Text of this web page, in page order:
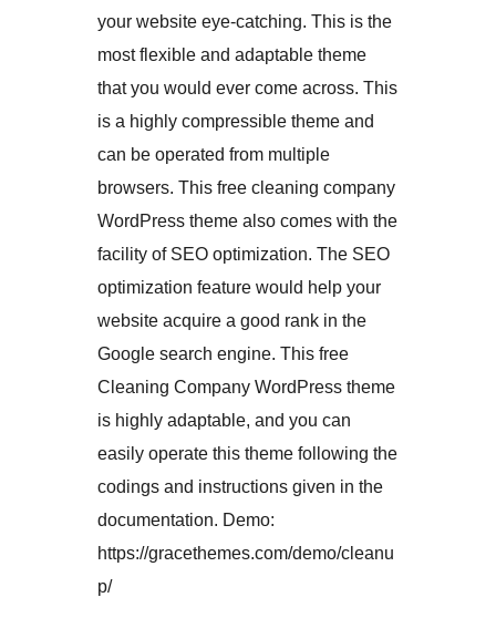
your website eye-catching. This is the
most flexible and adaptable theme
that you would ever come across. This
is a highly compressible theme and
can be operated from multiple
browsers. This free cleaning company
WordPress theme also comes with the
facility of SEO optimization. The SEO
optimization feature would help your
website acquire a good rank in the
Google search engine. This free
Cleaning Company WordPress theme
is highly adaptable, and you can
easily operate this theme following the
codings and instructions given in the
documentation. Demo:
https://gracethemes.com/demo/cleanu
p/